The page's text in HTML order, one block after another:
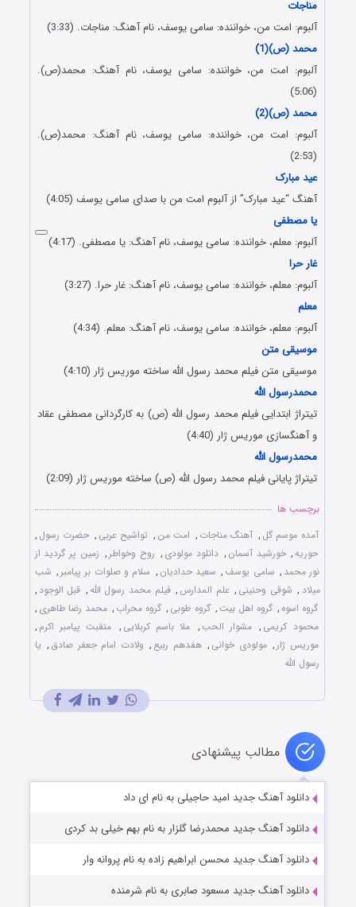
مناجات
آلبوم: امت من، خواننده: سامی یوسف، نام آهنگ: مناجات. (3
:33)
محمد (ص)(1)
آلبوم: امت من، خواننده: سامی یوسف، نام آهنگ: محمد(ص).
(5:06)
محمد (ص)(2)
آلبوم: امت من، خواننده: سامی یوسف، نام آهنگ: محمد(ص).
(2:53)
عید مبارک
آهنگ “عید مبارک” از آلبوم امت من با صدای سامی یوسف (4:05)
یا مصطفی
آلبوم: معلم، خواننده: سامی یوسف، نام آهنگ: یا مصطفی. (4:17)
غار حرا
آلبوم: معلم، خواننده: سامی یوسف، نام آهنگ: غار حرا. (3:27)
معلم
آلبوم: معلم، خواننده: سامی یوسف، نام آهنگ: معلم. (4:34)
موسیقی متن
موسیقی متن فیلم محمد رسول الله ساخته موریس ژار (4:10)
محمدرسول الله
تیتراژ ابتدایی فیلم محمد رسول الله (ص) به کارگردانی مصطفی عقاد
و آهنگسازی موریس ژار (4:40)
محمدرسول الله
تیتراژ پایانی فیلم محمد رسول الله (ص) ساخته موریس ژار (2:09)
برچسب ها
آمده موسم گل , آهنگ مناجات , امت من , تواشیح عربی , حضرت رسول ,
حوریه, خورشید آسمان , دانلود مولودی , روح وخواطر , زمین پر گردید از
نور محمد , سامی یوسف , سعید حدادیان , سلام و صلوات بر پیامبر , شب
میلاد , شوقی وحنینی , علم المدارس , فیلم محمد رسول الله , قبل الوجود ,
گروه اسوه , گروه اهل بیت, گروه طوبی , گروه محراب , محمد رضا طاهری ,
محمود کریمی , مشوار الحب, ملا باسم کربلایی , منقبت پیامبر اکرم ,
موریس ژار , مولودی خوانی , هفدهم ربیع , ولادت امام جعفر صادق , یا
رسول الله
مطالب پیشنهادی
دانلود آهنگ جدید امید حاجیلی به نام ای داد
دانلود آهنگ جدید محمدرضا گلزار به نام بهم خیلی بد کردی
دانلود آهنگ جدید محسن ابراهیم زاده به نام پروانه وار
دانلود آهنگ جدید مسعود صابری به نام شرمنده